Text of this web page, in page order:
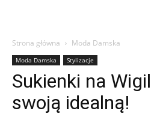
Strona główna Moda Damska
Moda Damska Stylizacje
Sukienki na
swoją idealną!